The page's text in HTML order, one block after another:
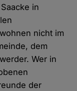
in
nicht im
dem
Wer in
der